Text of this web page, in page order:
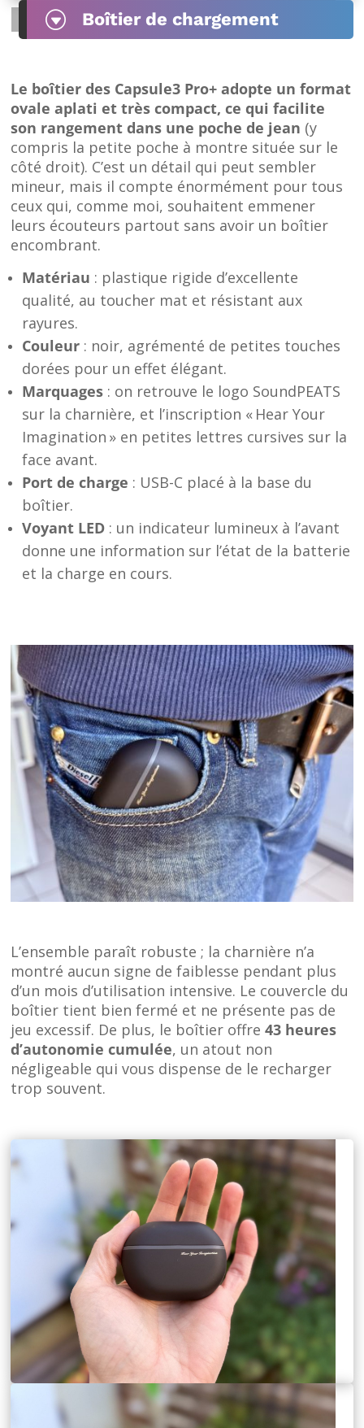
G Boîtier de chargement
Le boîtier des Capsule3 Pro+ adopte un format
ovale aplati et très compact, ce qui facilite
son rangement dans une poche de jean (y
compris la petite poche à montre située sur le
côté droit). C’est un détail qui peut sembler
mineur, mais il compte énormément pour tous
ceux qui, comme moi, souhaitent emmener
leurs écouteurs partout sans avoir un boîtier
encombrant.
Matériau : plastique rigide d’excellente
qualité, au toucher mat et résistant aux
rayures.
Couleur : noir, agrémenté de petites touches
dorées pour un effet élégant.
Marquages : on retrouve le logo SoundPEATS
sur la charnière, et l’inscription « Hear Your
Imagination » en petites lettres cursives sur la
face avant.
Port de charge : USB-C placé à la base du
boîtier.
Voyant LED : un indicateur lumineux à l’avant
donne une information sur l’état de la batterie
et la charge en cours.
L’ensemble paraît robuste ; la charnière n’a
montré aucun signe de faiblesse pendant plus
d’un mois d’utilisation intensive. Le couvercle du
boîtier tient bien fermé et ne présente pas de
jeu excessif. De plus, le boîtier offre43 heures
d’autonomie cumulée, un atout non
négligeable qui vous dispense de le recharger
trop souvent.